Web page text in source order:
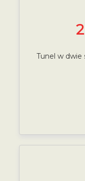
2
Tunel w dwie